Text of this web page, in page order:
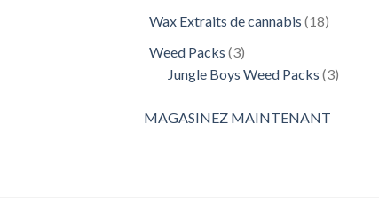
Wax Extraits de cannabis 1818
Weed Packs 33
produits
Jungle Boys Weed Packs 33
MAGASINEZ MAINTENANT